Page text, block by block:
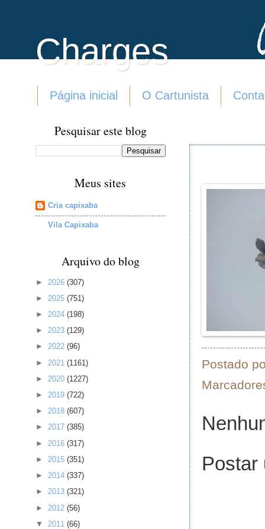
Charges
Página inicial O Cartunista
Postado
Postar
Pesquisar este blog
Meus sites
Cria capixaba
Vila Capixaba
Arquivo do blog
► 2026 (307)
► 2025 (751)
► 2024 (198)
► 2023 (129)
► 2022 (96)
► 2021 (1161)
► 2020 (1227)
► 2019 (722)
► 2018 (607)
► 2017 (385)
► 2016 (317)
► 2015 (351)
► 2014 (337)
► 2013 (321)
► 2012 (56)
▼ 2011 (66)